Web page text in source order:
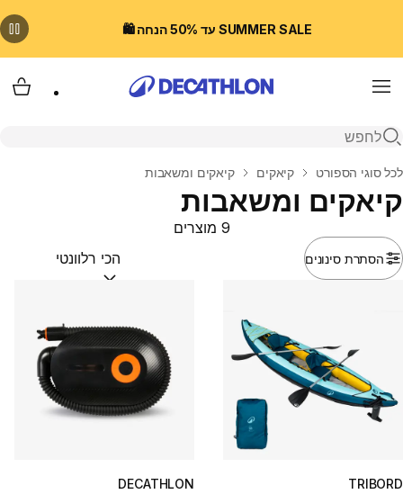
SUMMER SALE עד 50% הנחה 🛍️
Menu
פתיחת חיפוש
בית
לכל סוגי הספורט קיאקים קיאקים ומשאבות
קיאקים ומשאבות
הסתרת סינונים
9 מוצרים
מיין לפי:(optional)
TRIBORD
DECATHLON